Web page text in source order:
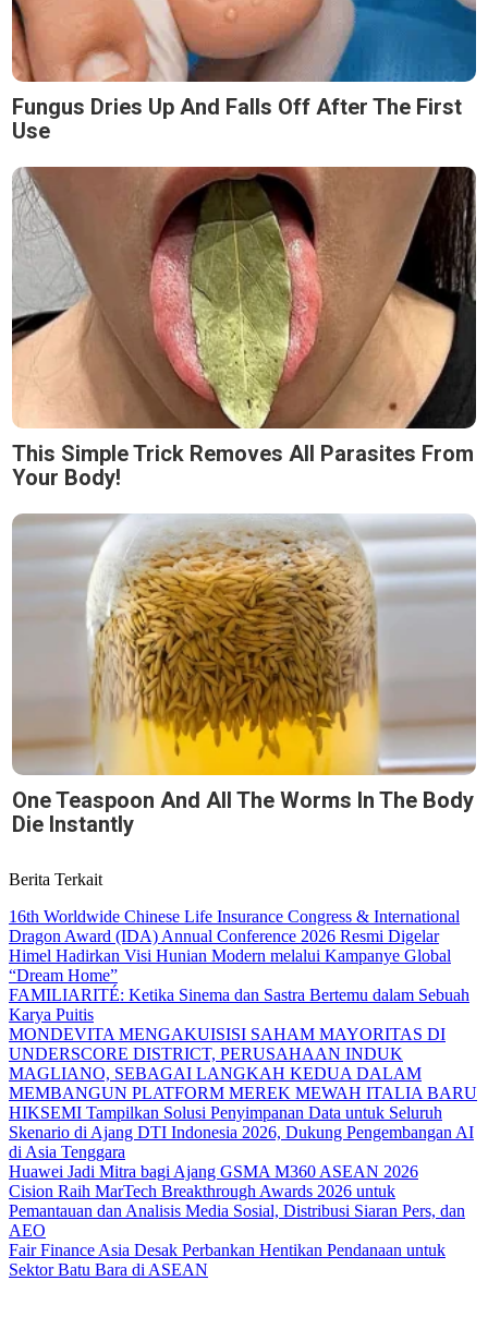
Fungus Dries Up And Falls Off After The First
Use
This Simple Trick Removes All Parasites From
Your Body!
One Teaspoon And All The Worms In The Body
Die Instantly
Berita Terkait
16th Worldwide Chinese Life Insurance Congress & International
Dragon Award (IDA) Annual Conference 2026 Resmi Digelar
Himel Hadirkan Visi Hunian Modern melalui Kampanye Global
“Dream Home”
FAMILIARITÉ: Ketika Sinema dan Sastra Bertemu dalam Sebuah
Karya Puitis
MONDEVITA MENGAKUISISI SAHAM MAYORITAS DI
UNDERSCORE DISTRICT, PERUSAHAAN INDUK
MAGLIANO, SEBAGAI LANGKAH KEDUA DALAM
MEMBANGUN PLATFORM MEREK MEWAH ITALIA BARU
HIKSEMI Tampilkan Solusi Penyimpanan Data untuk Seluruh
Skenario di Ajang DTI Indonesia 2026, Dukung Pengembangan AI
di Asia Tenggara
Huawei Jadi Mitra bagi Ajang GSMA M360 ASEAN 2026
Cision Raih MarTech Breakthrough Awards 2026 untuk
Pemantauan dan Analisis Media Sosial, Distribusi Siaran Pers, dan
AEO
Fair Finance Asia Desak Perbankan Hentikan Pendanaan untuk
Sektor Batu Bara di ASEAN